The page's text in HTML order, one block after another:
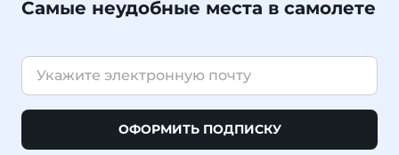
Самые неудобные места в самолете
ОФОРМИТЬ ПОДПИСКУ